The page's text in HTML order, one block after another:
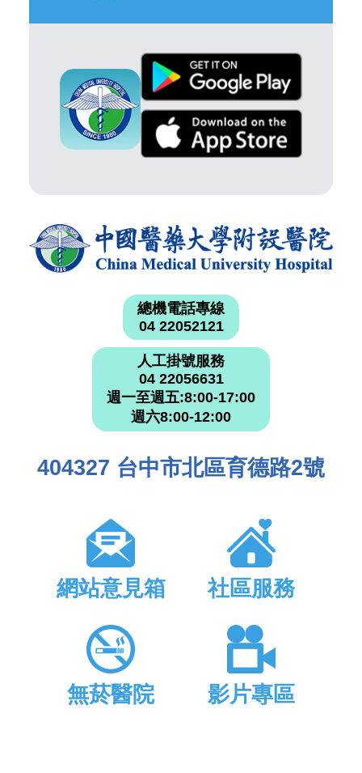
總機電話專線
04 22052121
人工掛號服務
04 22056631
週一至週五:8:00-17:00
週六8:00-12:00
404327 台中市北區育德路2號
網站意見箱 社區服務
無菸醫院 影片專區